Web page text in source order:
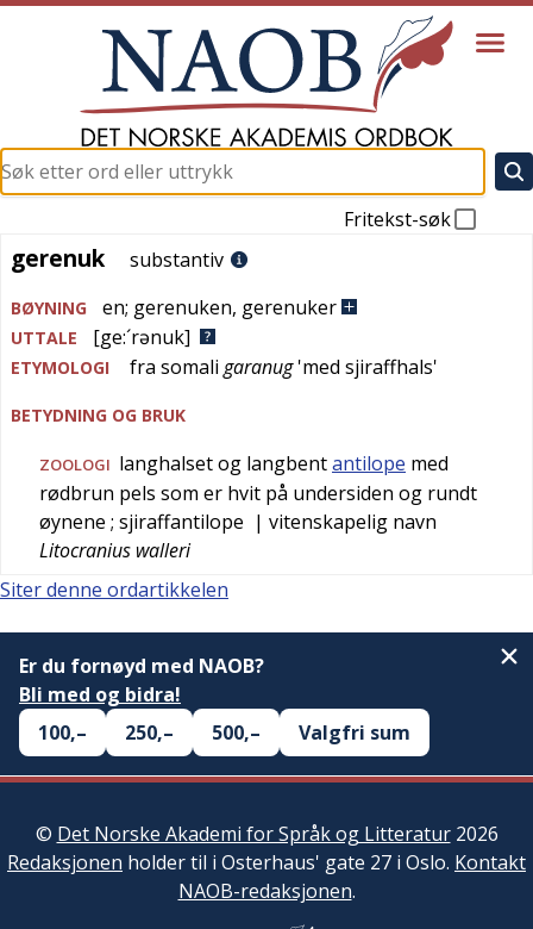
Fritekst-søk
gerenuk
gerenuk substantiv
BØYNING en; gerenuken, gerenuker
UTTALE [ge:´rənuk]
ETYMOLOGI fra somali garanug'med sjiraffhals'
BETYDNING OG BRUK
ZOOLOGI langhalset og langbentantilope med
rødbrun pels som er hvit på undersiden og rundt
øynene ; sjiraffantilope | vitenskapelig navn
Litocranius walleri
Siter denne ordartikkelen
Er du fornøyd med NAOB?
Bli med og bidra!
100,–
250,– 500,– Valgfri sum
© Det Norske Akademi for Språk og Litteratur2026
Redaksjonen holder til i Osterhaus' gate 27 i Oslo. Kontakt
NAOB-redaksjonen.